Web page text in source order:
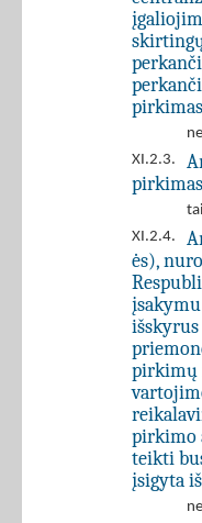
ne
XI.2.3.
XI.2.4.
ės),
pirkimų
pirkimo
teikti
įsigyta
ne